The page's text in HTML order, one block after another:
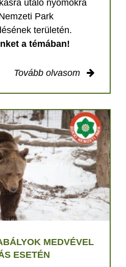
utaló nyomokra
Park
területén.
a témában!
Tovább olvasom
MEDVÉVEL
ESETÉN